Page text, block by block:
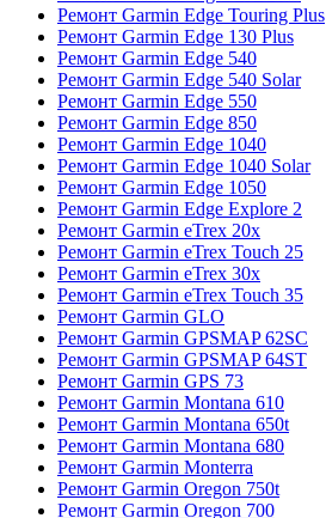
Ремонт Garmin Edge Touring Plus
Ремонт Garmin Edge 130 Plus
Ремонт Garmin Edge 540
Ремонт Garmin Edge 540 Solar
Ремонт Garmin Edge 550
Ремонт Garmin Edge 850
Ремонт Garmin Edge 1040
Ремонт Garmin Edge 1040 Solar
Ремонт Garmin Edge 1050
Ремонт Garmin Edge Explore 2
Ремонт Garmin eTrex 20x
Ремонт Garmin eTrex Touch 25
Ремонт Garmin eTrex 30x
Ремонт Garmin eTrex Touch 35
Ремонт Garmin GLO
Ремонт Garmin GPSMAP 62SC
Ремонт Garmin GPSMAP 64ST
Ремонт Garmin GPS 73
Ремонт Garmin Montana 610
Ремонт Garmin Montana 650t
Ремонт Garmin Montana 680
Ремонт Garmin Monterra
Ремонт Garmin Oregon 750t
Ремонт Garmin Oregon 700